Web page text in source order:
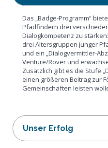
Das „Badge-Programm“
Pfadfindern drei
Dialogkompetenz zu
drei Altersgruppen junger
und ein „Dialogvermittler-
Venture/Rover und
Zusätzlich gibt es die Stufe
einen größeren Beitrag zur
Gemeinschaften leisten
Unser Erfolg